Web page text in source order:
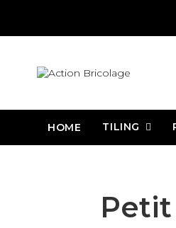
HOME TILING